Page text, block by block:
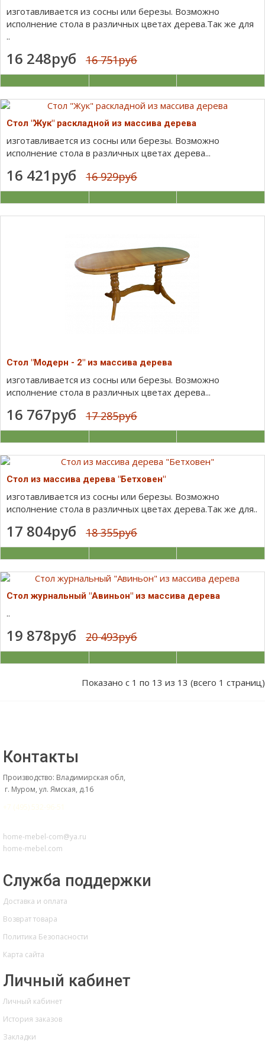
изготавливается из сосны или березы. Возможно
исполнение стола в различных цветах дерева.Так же для
..
16 248руб 16 751руб
Стол "Жук" раскладной из массива дерева
изготавливается из сосны или березы. Возможно
исполнение стола в различных цветах дерева...
16 421руб 16 929руб
Стол "Модерн - 2" из массива дерева
изготавливается из сосны или березы. Возможно
исполнение стола в различных цветах дерева...
16 767руб 17 285руб
Стол из массива дерева "Бетховен"
изготавливается из сосны или березы. Возможно
исполнение стола в различных цветах дерева.Так же для..
17 804руб 18 355руб
Стол журнальный "Авиньон" из массива дерева
..
19 878руб 20 493руб
Показано с 1 по 13 из 13 (всего 1 страниц)
Контакты
Производство: Владимирская обл,
г. Муром, ул. Ямская, д.16
+7 (495) 532-96-51
home-mebel-com@ya.ru
home-mebel.com
Служба поддержки
Доставка и оплата
Возврат товара
Политика Безопасности
Карта сайта
Личный кабинет
Личный кабинет
История заказов
Закладки